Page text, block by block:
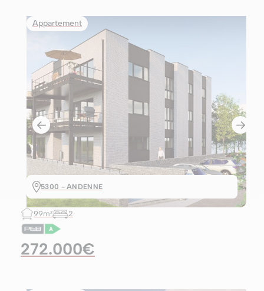
Appartement
5300 - ANDENNE
99m² 2
272.000€